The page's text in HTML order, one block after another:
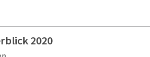
2020